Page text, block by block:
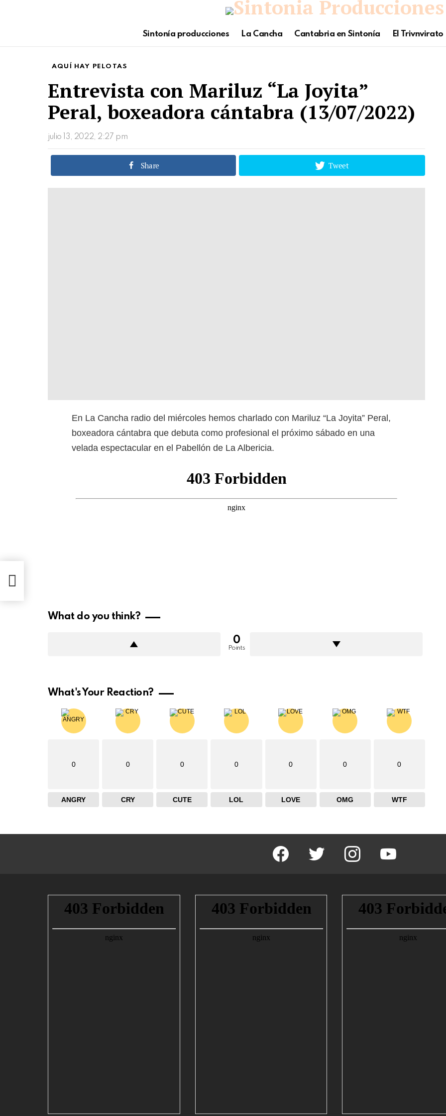
Sintonía producciones La Cancha Cantabria en Sintonía El Trivnvirato
AQUÍ HAY PELOTAS
Entrevista con Mariluz “La Joyita”
Peral, boxeadora cántabra (13/07/2022)
julio 13, 2022, 2:27 pm
Share Tweet
En La Cancha radio del miércoles hemos charlado con Mariluz “La Joyita” Peral,
boxeadora cántabra que debuta como profesional el próximo sábado en una
velada espectacular en el Pabellón de La Albericia.
What do you think?
0
Points
What's Your Reaction?
0
ANGRY
0
CRY
0
CUTE
0
LOL
0
LOVE
0
OMG
0
WTF
facebook twitter instagram youtube